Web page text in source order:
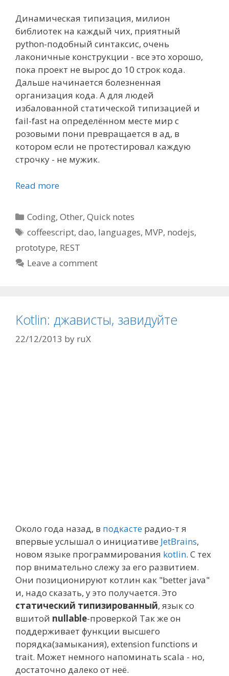
Динамическая типизация, милион
библиотек на каждый чих, приятный
python-подобный синтаксис, очень
лаконичные конструкции - все это хорошо,
пока проект не вырос до 10 строк кода.
Дальше начинается болезненная
организация кода. А для людей
избалованной статической типизацией и
fail-fast на определённом месте мир с
розовыми пони превращается в ад, в
котором если не протестировал каждую
строчку - не мужик.
Read more
Categories
Coding,Other,Quick notes
Tags
coffeescript,dao, languages, MVP, nodejs,
prototype, REST
Leave a comment
Kotlin: джависты, завидуйте
22/12/2013 by ruX
Около года назад, в подкасте радио-т я
впервые услышал о инициативе JetBrains,
новом языке программирования kotlin. С тех
пор внимательно слежу за его развитием.
Они позиционируют котлин как "better java"
и, надо сказать, у это получается. Это
статический типизированный, язык со
вшитой nullable-проверкой Так же он
поддерживает функции высшего
порядка(замыкания), extension functions и
trait. Может немного напоминать scala - но,
достаточно далеко от неё.